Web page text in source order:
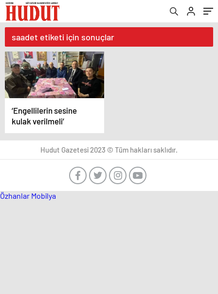
saadet etiketi için sonuçlar
‘Engellilerin sesine
kulak verilmeli’
Hudut Gazetesi 2023 © Tüm hakları saklıdır.
Özhanlar Mobilya